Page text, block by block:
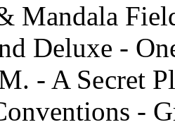
Mаndаlа
Dеluxе -
- A Sесrеt
-